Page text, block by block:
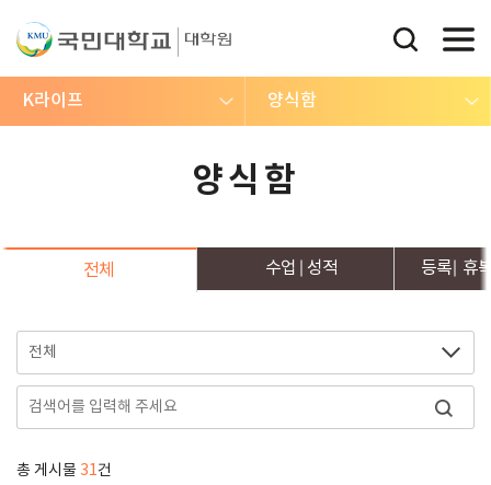
K라이프 양식함
양식함
전체 수업 성적 등록 휴
총 게시물 31건